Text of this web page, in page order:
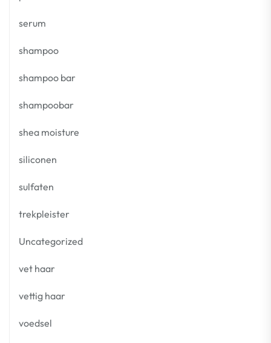
serum
shampoo
shampoo bar
shampoobar
shea moisture
siliconen
sulfaten
trekpleister
Uncategorized
vet haar
vettig haar
voedsel